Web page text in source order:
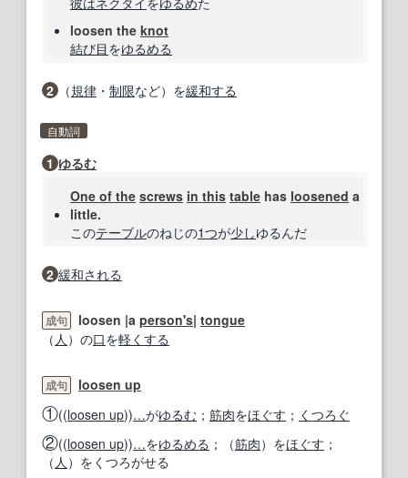
loosen the knot
結び目をゆるめる
2 （規律 ・ 制限など）を緩和する
自動詞
1 ゆるむ
One of the screws in this table has loosened a
little.
このテーブルのねじの1つが少しゆるんだ
2 緩和される
成句 loosen |a person's| tongue
（ 人 ）の口を軽くする
成句 loosen up
①((loosen up))…がゆるむ ； 筋肉をほぐす ； くつろぐ
②((loosen up))…をゆるめる ；（筋肉）をほぐす ；
（ 人 ）をくつろがせる